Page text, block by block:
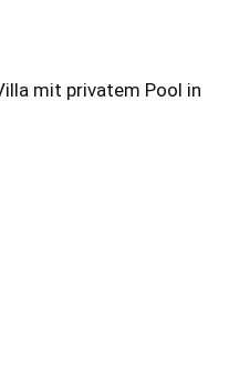
mit privatem Pool in